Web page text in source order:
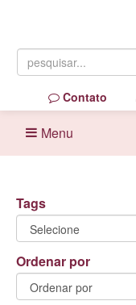
Contato
Menu
Tags
Ordenar por